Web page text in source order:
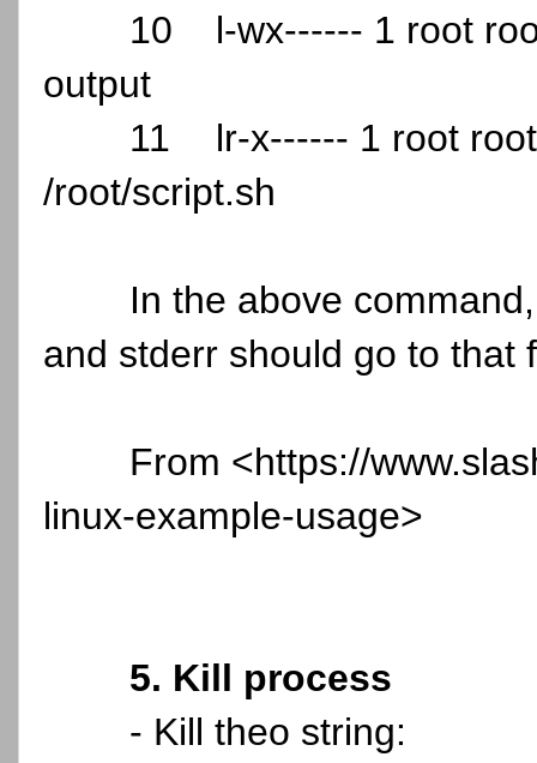
10
l-wx------ 1 root
output
11
lr-x------ 1 root
/root/script.sh
In the above
and stderr should go to that
From <https://
linux-example-usage>
5. Kill process
- Kill theo string: